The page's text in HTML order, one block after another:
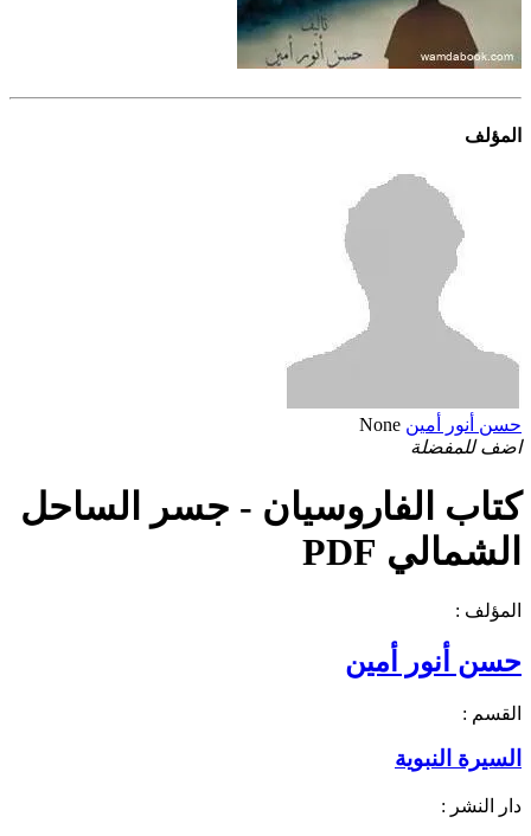
المؤلف
حسن أنور أمين None
اضف للمفضلة
كتاب الفاروسيان - جسر الساحل
الشمالي PDF
المؤلف :
حسن أنور أمين
القسم :
السيرة النبوية
دار النشر :